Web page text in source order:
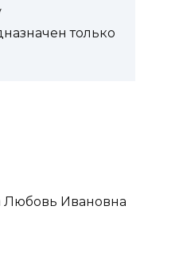
только
Любовь Ивановна